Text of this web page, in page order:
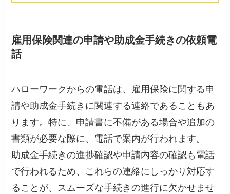
雇用保険関連の申請や助成金手続きの依頼電
話
ハローワークからの電話は、雇用保険に関する申
請や助成金手続きに関連する連絡であることもあ
ります。特に、申請書に不備がある場合や追加の
書類が必要な際に、電話で案内が行われます。
助成金手続きの進捗確認や申請内容の確認も電話
で行われるため、これらの連絡にしっかり対応す
ることが、スムーズな手続きの進行に欠かせませ